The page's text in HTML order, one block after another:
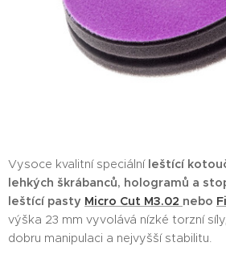
Vysoce kvalitní speciální leštící
lehkých škrábanců, hologramů a
leštící pasty Micro Cut M3.02 nebo
výška 23 mm vyvolává nízké torzní
dobru manipulaci a nejvyšší stabilitu.